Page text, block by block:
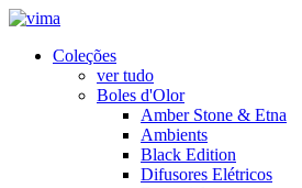
Coleções
ver tudo
Boles d'Olor
Amber Stone & Etna
Ambients
Black Edition
Difusores Elétricos